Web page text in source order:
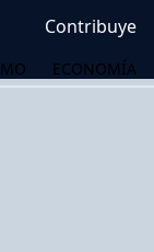
Contribuye
ECONOMÍA